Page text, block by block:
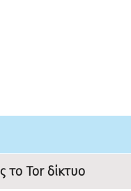
το Tor δίκτυο